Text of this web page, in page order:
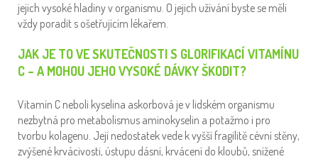
jejich vysoké hladiny v organismu. O jejich užívání byste se měli
vždy poradit s ošetřujícím lékařem.
JAK JE TO VE SKUTEČNOSTI S GLORIFIKACÍ VITAMÍNU
C – A MOHOU JEHO VYSOKÉ DÁVKY ŠKODIT?
Vitamín C neboli kyselina askorbová je v lidském organismu
nezbytná pro metabolismus aminokyselin a potažmo i pro
tvorbu kolagenu. Její nedostatek vede k vyšší fragilitě cévní stěny,
zvýšené krvácivosti, ústupu dásní, krvácení do kloubů, snížené